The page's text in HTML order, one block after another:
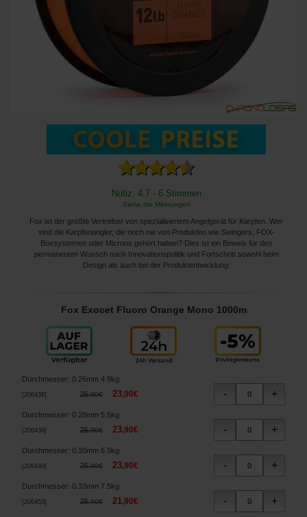
Notiz: 4.7 - 6 Stimmen
Siehe die Meinungen
Fox ist der größte Vertreiber von spezialisiertem Angelgerät für Karpfen. Wer
sind die Karpfenangler, die noch nie von Produkten wie Swingers, FOX-
Boxsystemen oder Microns gehört haben? Dies ist ein Beweis für den
permanenten Wunsch nach Innovationspolitik und Fortschritt sowohl beim
Design als auch bei der Produktentwicklung.
Fox Exocet Fluoro Orange Mono 1000m
Durchmesser: 0.26mm 4.9kg
206438 ] 25,90€ 23,90€
Durchmesser: 0.28mm 5.5kg
206439] 25,90€ 23,90€
Durchmesser: 0.30mm 6.5kg
206440] 25,90€ 23,90€
Durchmesser: 0.33mm 7.5kg
206453 ] 25,90€ 21,90€